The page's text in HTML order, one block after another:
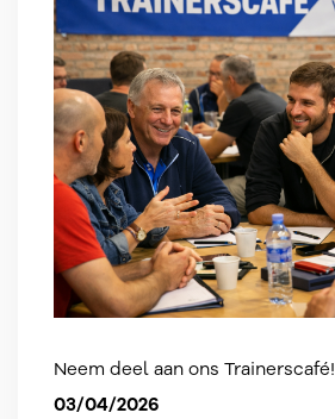
Neem deel aan ons Trainerscafé!
03/04/2026